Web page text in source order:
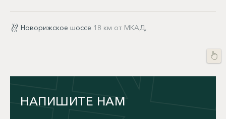
Новорижское шоссе 18 км от МКАД,
НАПИШИТЕ НАМ